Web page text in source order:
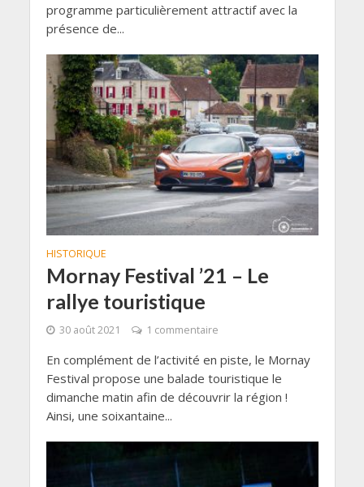
programme particulièrement attractif avec la
présence de...
HISTORIQUE
Mornay Festival ’21 – Le
rallye touristique
30 août 2021 1 commentaire
En complément de l’activité en piste, le Mornay
Festival propose une balade touristique le
dimanche matin afin de découvrir la région !
Ainsi, une soixantaine...